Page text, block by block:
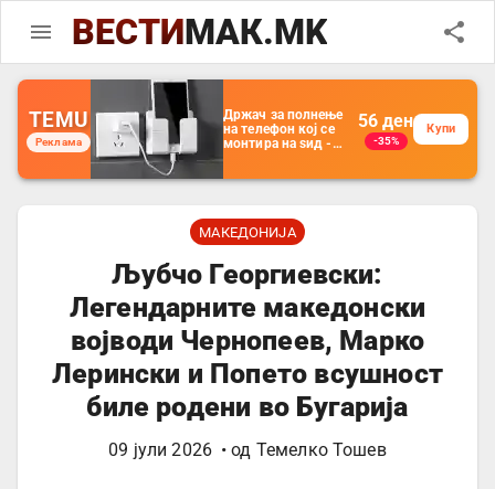
ВЕСТИМАК.MK
TEMU
Реклама
Држач за полнење
на телефон кој се
монтира на ѕид -
организатор за
далечински
управувач
56 ден
-35%
Купи
МАКЕДОНИЈА
Љубчо Георгиевски:
Легендарните македонски
војводи Чернопеев, Марко
Лерински и Попето всушност
биле родени во Бугарија
09 јули 2026 • од Темелко Тошев